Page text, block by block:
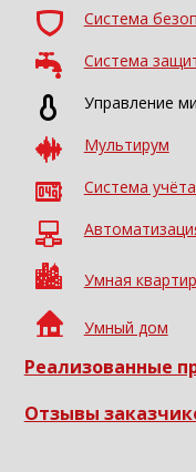
Система
Система
Управление
Мультирум
Система
Умная
Умный дом
Реализованные
Отзывы